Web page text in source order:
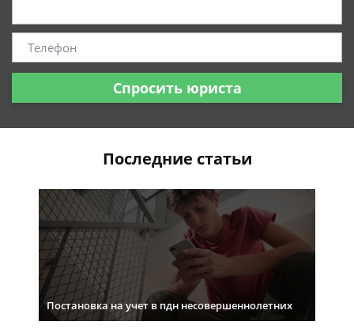
Спросить юриста
Последние статьи
Постановка на учет в пдн несовершеннолетних